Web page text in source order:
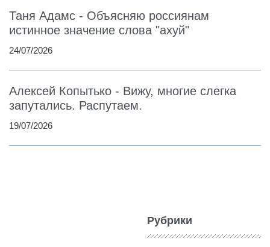
Таня Адамс - Объясняю россиянам
истинное значение слова "ахуй"
24/07/2026
Алексей Копытько - Вижу, многие слегка
запутались. Распутаем.
19/07/2026
Рубрики